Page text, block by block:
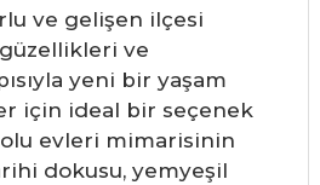
ve gelişen ilçesi
ve
yeni bir yaşam
için ideal bir seçenek
evleri mimarisinin
dokusu, yemyeşil